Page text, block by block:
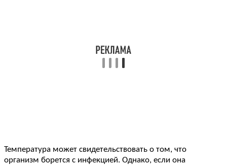
Температура может свидетельствовать о том, что
организм борется с инфекцией. Однако, если она